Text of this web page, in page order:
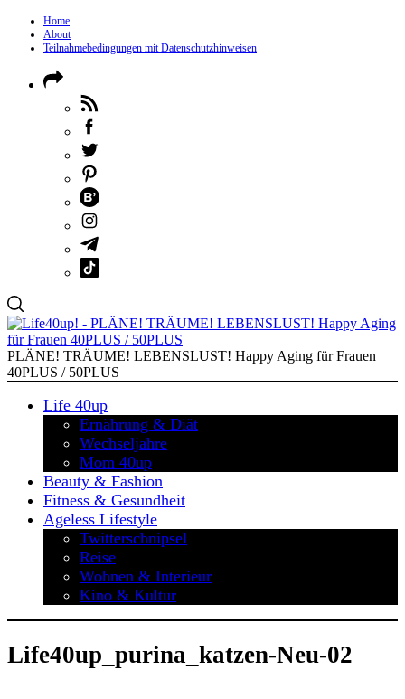
Home
About
Teilnahmebedingungen mit Datenschutzhinweisen
PLÄNE! TRÄUME! LEBENSLUST! Happy Aging für Frauen
40PLUS / 50PLUS
Life 40up
Ernährung & Diät
Wechseljahre
Mom 40up
Beauty & Fashion
Fitness & Gesundheit
Ageless Lifestyle
Twitterschnipsel
Reise
Wohnen & Interieur
Kino & Kultur
Life40up_purina_katzen-Neu-02